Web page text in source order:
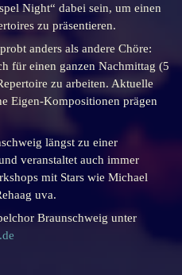
Night“ dabei sein, um einen
zu präsentieren.
anders als andere Chöre:
für einen ganzen Nachmittag (5
zu arbeiten. Aktuelle
Eigen-Kompositionen prägen
längst zu einer
veranstaltet auch immer
mit Stars wie Michael
uva.
Braunschweig unter